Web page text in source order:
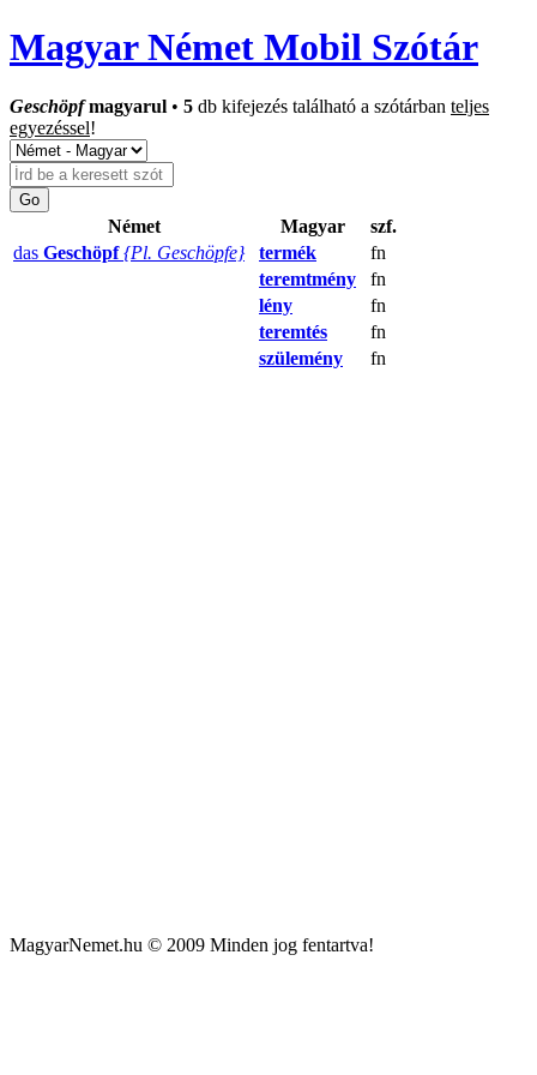
Magyar Német Mobil Szótár
Geschöpfmagyarul • 5 db kifejezés található a szótárban teljes
egyezéssel!
Német Magyar
szf.
das Geschöpf{Pl. Geschöpfe} termék
fn
teremtmény
fn
lény
fn
teremtés
fn
szülemény
fn
MagyarNemet.hu © 2009 Minden jog fentartva!